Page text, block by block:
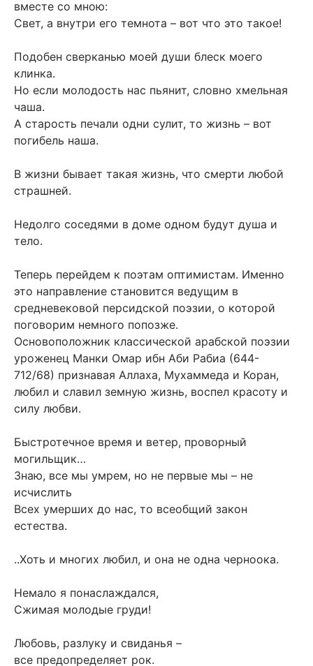
вместе со мною:
Свет, а внутри его темнота – вот что это такое!
Подобен сверканью моей души блеск моего
клинка.
Но если молодость нас пьянит, словно хмельная
чаша.
А старость печали одни сулит, то жизнь – вот
погибель наша.
В жизни бывает такая жизнь, что смерти любой
страшней.
Недолго соседями в доме одном будут душа и
тело.
Теперь перейдем к поэтам оптимистам. Именно
это направление становится ведущим в
средневековой персидской поэзии, о которой
поговорим немного попозже.
Основоположник классической арабской поэзии
уроженец Манки Омар ибн Аби Рабиа (644-
712/68) признавая Аллаха, Мухаммеда и Коран,
любил и славил земную жизнь, воспел красоту и
силу любви.
Быстротечное время и ветер, проворный
могильщик…
Знаю, все мы умрем, но не первые мы – не
исчислить
Всех умерших до нас, то всеобщий закон
естества.
..Хоть и многих любил, и она не одна черноока.
Немало я понаслаждался,
Сжимая молодые груди!
Любовь, разлуку и свиданья –
все предопределяет рок.